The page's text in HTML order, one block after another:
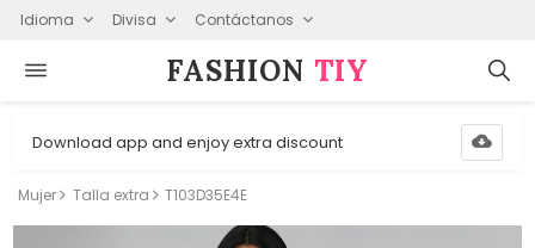
Idioma Divisa Contáctanos
FASHION⁠ TIY
Download app and enjoy extra discount
Mujer Talla extra T103D35E4E